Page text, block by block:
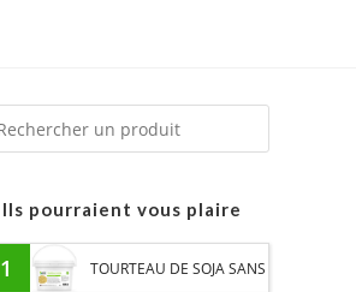
Ils pourraient vous plaire
1 TOURTEAU DE SOJA SANS